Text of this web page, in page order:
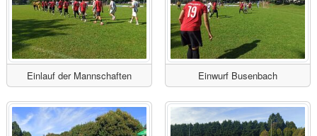
Einlauf der Mannschaften Einwurf Busenbach